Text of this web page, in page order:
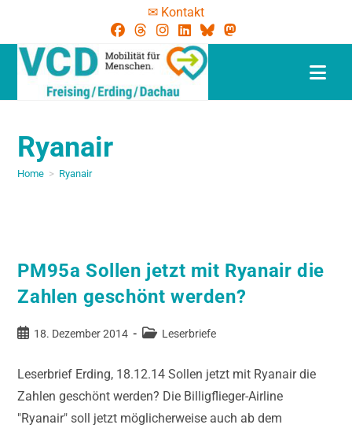
✉ Kontakt
Ryanair
Home > Ryanair
PM95a Sollen jetzt mit Ryanair die
Zahlen geschönt werden?
18. Dezember 2014 Leserbriefe
Leserbrief Erding, 18.12.14 Sollen jetzt mit Ryanair die
Zahlen geschönt werden? Die Billigflieger-Airline
"Ryanair" soll jetzt möglicherweise auch ab dem